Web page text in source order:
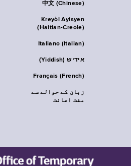
中文 (Chinese)
Kreyòl Ayisyen
(Haitian-Creole)
Italiano (Italian)
אידיש (Yiddish)
Français (French)
زبان کے حوالے سے
مفت اعانت